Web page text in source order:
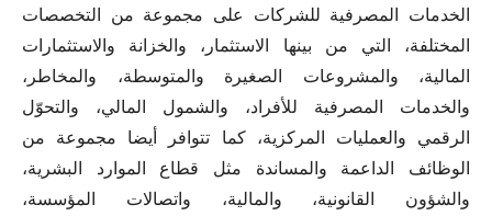
الخدمات المصرفية للشركات على مجموعة من التخصصات
المختلفة، التي من بينها الاستثمار، والخزانة والاستثمارات
المالية، والمشروعات الصغيرة والمتوسطة، والمخاطر،
والخدمات المصرفية للأفراد، والشمول المالي، والتحوّل
الرقمي والعمليات المركزية، كما تتوافر أيضا مجموعة من
الوظائف الداعمة والمساندة مثل قطاع الموارد البشرية،
والشؤون القانونية، والمالية، واتصالات المؤسسة،